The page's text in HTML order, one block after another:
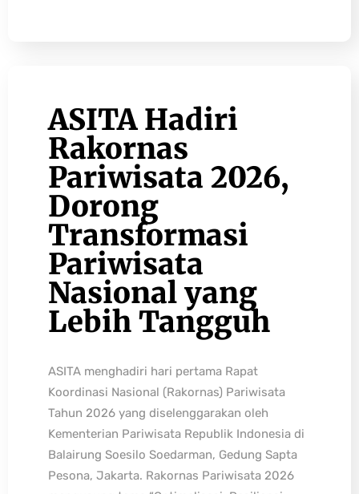
ASITA Hadiri
Rakornas
Pariwisata 2026,
Dorong
Transformasi
Pariwisata
Nasional yang
Lebih Tangguh
ASITA menghadiri hari pertama Rapat
Koordinasi Nasional (Rakornas) Pariwisata
Tahun 2026 yang diselenggarakan oleh
Kementerian Pariwisata Republik Indonesia di
Balairung Soesilo Soedarman, Gedung Sapta
Pesona, Jakarta. Rakornas Pariwisata 2026